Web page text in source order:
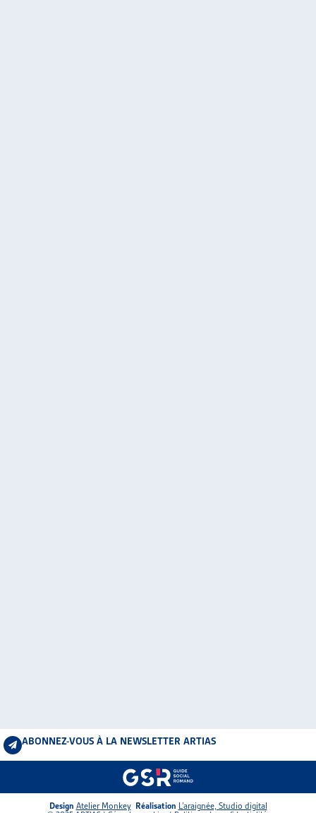
ABONNEZ-VOUS À LA NEWSLETTER ARTIAS
Design Atelier Monkey Réalisation L’araignée, Studio digital